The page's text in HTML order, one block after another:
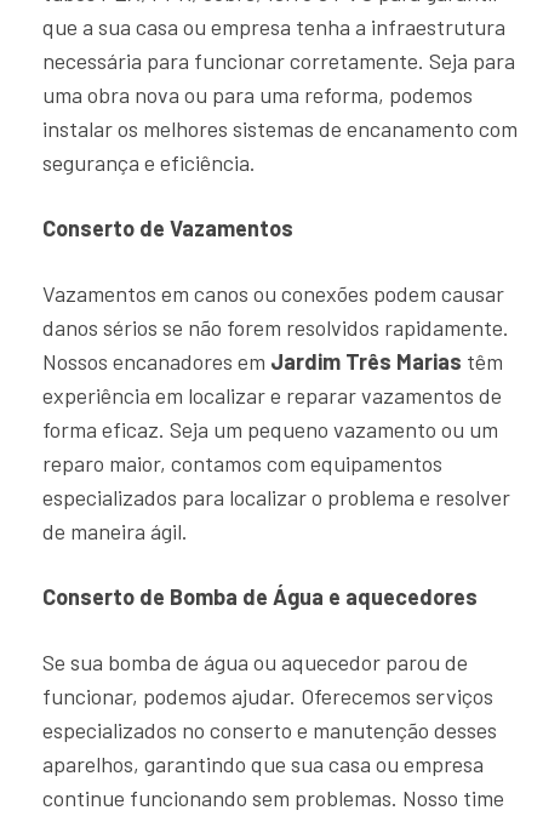
que a sua casa ou empresa tenha a infraestrutura
necessária para funcionar corretamente. Seja para
uma obra nova ou para uma reforma, podemos
instalar os melhores sistemas de encanamento com
segurança e eficiência.
Conserto de Vazamentos
Vazamentos em canos ou conexões podem causar
danos sérios se não forem resolvidos rapidamente.
Nossos encanadores em Jardim Três Marias têm
experiência em localizar e reparar vazamentos de
forma eficaz. Seja um pequeno vazamento ou um
reparo maior, contamos com equipamentos
especializados para localizar o problema e resolver
de maneira ágil.
Conserto de Bomba de Água e aquecedores
Se sua bomba de água ou aquecedor parou de
funcionar, podemos ajudar. Oferecemos serviços
especializados no conserto e manutenção desses
aparelhos, garantindo que sua casa ou empresa
continue funcionando sem problemas. Nosso time